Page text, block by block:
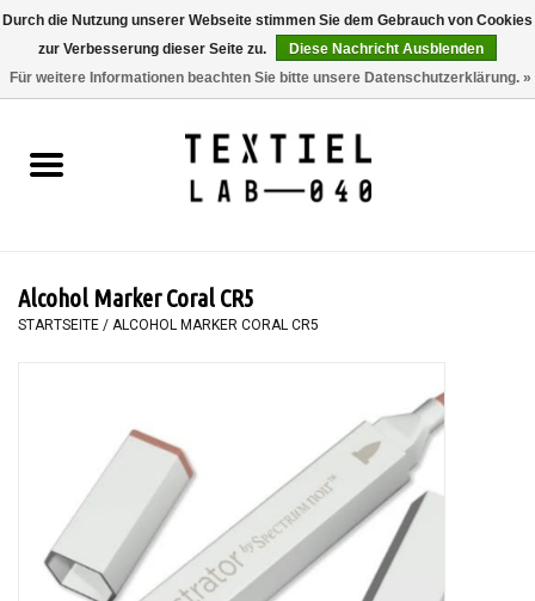
0 Artikel - €0,00
BÜCHER
MALEN
WORKSHOPS
SPECIALS
WERKZEUGE
Alcohol Marker Coral CR5
STARTSEITE / ALCOHOL MARKER CORAL CR5
Durch die Nutzung unserer Webseite stimmen Sie dem Gebrauch von Cookies
zur Verbesserung dieser Seite zu.
Diese Nachricht Ausblenden
Für weitere Informationen beachten Sie bitte unsere Datenschutzerklärung. »